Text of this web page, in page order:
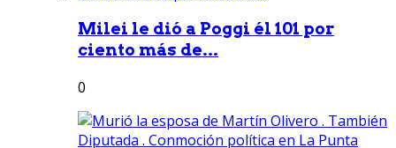
Milei le dió a Poggi él 101 por
ciento más de...
0